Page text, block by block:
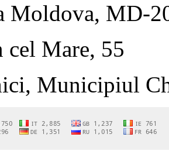
Moldova, MD-
cel Mare, 55
Municipiul